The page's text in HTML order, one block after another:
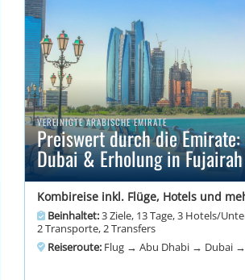
VEREINIGTE ARABISCHE EMIRATE
Preiswert durch die
Dubai & Erholung in
Kombireise inkl. Flüge, Hotels und
Beinhaltet:3 Ziele, 13 Tage, 3 Hotels/
2 Transporte, 2 Transfers
Reiseroute:Flug → Abu Dhabi → Dubai